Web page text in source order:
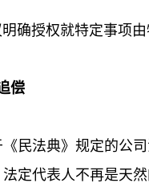
确授权就特定事项
偿
民法典》规定的公
定代表人不再是天